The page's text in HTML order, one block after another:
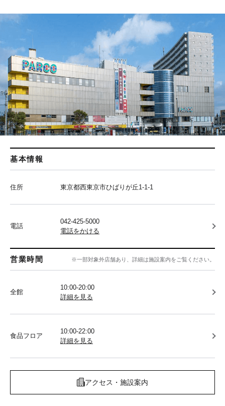
基本情報
住所 東京都西東京市ひばりが丘1-1-1
電話
042-425-5000
電話をかける
営業時間 ※一部対象外店舗あり、詳細は施設案内をご覧ください。
全館
10:00-20:00
詳細を見る
食品フロア
10:00-22:00
詳細を見る
アクセス・施設案内